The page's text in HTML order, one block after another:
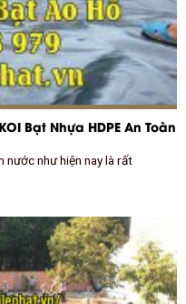
Bạt Nhựa HDPE An Toàn
nước như hiện nay là rất